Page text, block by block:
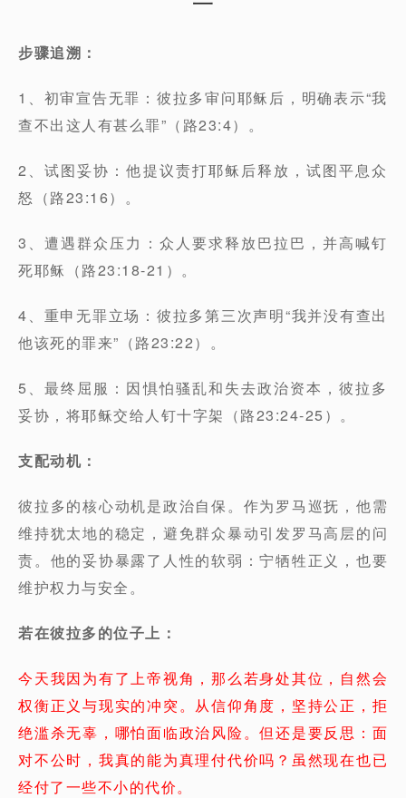
步骤追溯：
1、初审宣告无罪：彼拉多审问耶稣后，明确表示“我
查不出这人有甚么罪”（路23:4）。
2、试图妥协：他提议责打耶稣后释放，试图平息众
怒（路23:16）。
3、遭遇群众压力：众人要求释放巴拉巴，并高喊钉
死耶稣（路23:18-21）。
4、重申无罪立场：彼拉多第三次声明“我并没有查出
他该死的罪来”（路23:22）。
5、最终屈服：因惧怕骚乱和失去政治资本，彼拉多
妥协，将耶稣交给人钉十字架（路23:24-25）。
支配动机：
彼拉多的核心动机是政治自保。作为罗马巡抚，他需
维持犹太地的稳定，避免群众暴动引发罗马高层的问
责。他的妥协暴露了人性的软弱：宁牺牲正义，也要
维护权力与安全。
若在彼拉多的位子上：
今天我因为有了上帝视角，那么若身处其位，自然会
权衡正义与现实的冲突。从信仰角度，坚持公正，拒
绝滥杀无辜，哪怕面临政治风险。但还是要反思：面
对不公时，我真的能为真理付代价吗？虽然现在也已
经付了一些不小的代价。